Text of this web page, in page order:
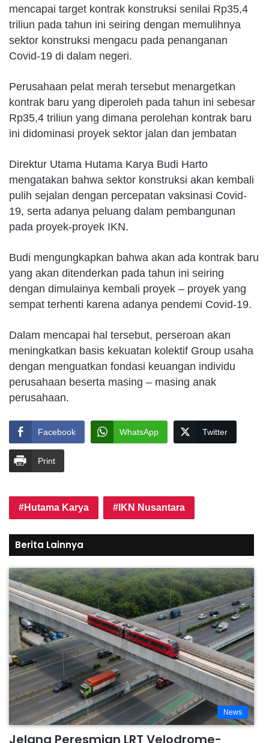
mencapai target kontrak konstruksi senilai Rp35,4
triliun pada tahun ini seiring dengan memulihnya
sektor konstruksi mengacu pada penanganan
Covid-19 di dalam negeri.
Perusahaan pelat merah tersebut menargetkan
kontrak baru yang diperoleh pada tahun ini sebesar
Rp35,4 triliun yang dimana perolehan kontrak baru
ini didominasi proyek sektor jalan dan jembatan
Direktur Utama Hutama Karya Budi Harto
mengatakan bahwa sektor konstruksi akan kembali
pulih sejalan dengan percepatan vaksinasi Covid-
19, serta adanya peluang dalam pembangunan
pada proyek-proyek IKN.
Budi mengungkapkan bahwa akan ada kontrak baru
yang akan ditenderkan pada tahun ini seiring
dengan dimulainya kembali proyek – proyek yang
sempat terhenti karena adanya pendemi Covid-19.
Dalam mencapai hal tersebut, perseroan akan
meningkatkan basis kekuatan kolektif Group usaha
dengan menguatkan fondasi keuangan individu
perusahaan beserta masing – masing anak
perusahaan.
Facebook WhatsApp Twitter
Print
Hutama Karya IKN Nusantara
Berita Lainnya
News
Jelang Peresmian LRT Velodrome-